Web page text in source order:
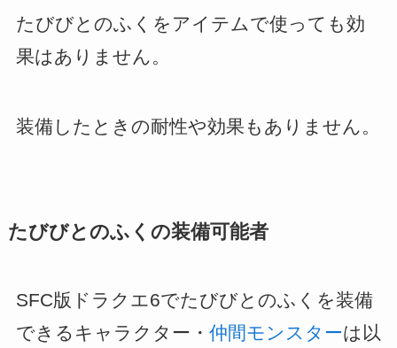
たびびとのふくをアイテムで使っても効
果はありません。
装備したときの耐性や効果もありません。
たびびとのふくの装備可能者
SFC版ドラクエ6でたびびとのふくを装備
できるキャラクター・ 仲間モンスターは以